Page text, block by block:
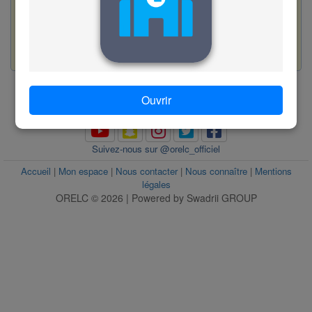
Ouvrir
Valider
Suivez-nous sur @orelc_officiel
Accueil | Mon espace| Nous contacter| Nous connaître| Mentions
légales
ORELC © 2026 | Powered by Swadrii GROUP